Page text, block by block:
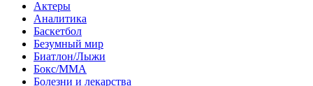
Актеры
Аналитика
Баскетбол
Безумный мир
Биатлон/Лыжи
Бокс/MMA
Болезни и лекарства